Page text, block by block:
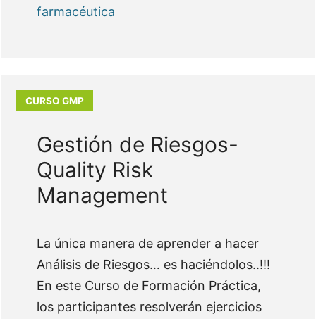
farmacéutica
Gestión de Riesgos-
Quality Risk
Management
La única manera de aprender a hacer
Análisis de Riesgos… es haciéndolos..!!!
En este Curso de Formación Práctica,
los participantes resolverán ejercicios